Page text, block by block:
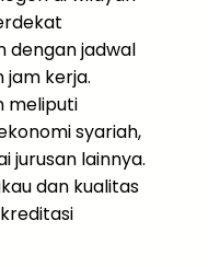
dengan jadwal
jam kerja.
meliputi
syariah,
jurusan lainnya.
dan kualitas